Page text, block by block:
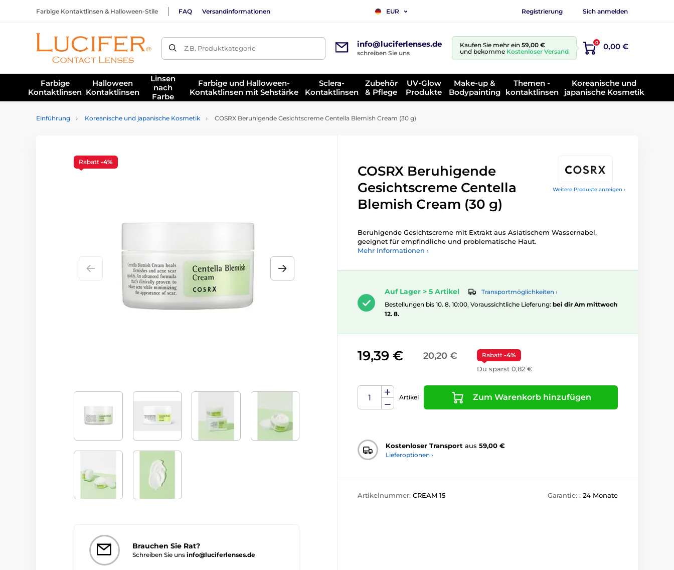
Farbige Kontaktlinsen & Halloween-Stile FAQ Versandinformationen EUR Registrierung Sich anmelden
Z.B. Produktkategorie info@luciferlenses.de
schreiben Sie uns
Kaufen Sie mehr ein 59,00 €
und bekomme Kostenloser Versand
0 0,00 €
Farbige
Kontaktlinsen
Halloween
Kontaktlinsen
Linsen
nach
Farbe
Farbige und Halloween-
Kontaktlinsen mit Sehstärke
Sclera-
Kontaktlinsen
Zubehör
& Pflege
UV-Glow
Produkte
Make-up &
Bodypainting
Themen -
kontaktlinsen
Koreanische und
japanische Kosmetik
Einführung Koreanische und japanische Kosmetik COSRX Beruhigende Gesichtscreme Centella Blemish Cream (30 g)
Weitere Produkte anzeigen ›
Brauchen Sie Rat?
Schreiben Sie uns info@luciferlenses.de
Rabatt -4%
COSRX Beruhigende
Gesichtscreme Centella
Blemish Cream (30 g)
Beruhigende Gesichtscreme mit Extrakt aus Asiatischem Wassernabel,
geeignet für empfindliche und problematische Haut.
Mehr Informationen ›
Auf Lager > 5 Artikel
Transportmöglichkeiten ›
Bestellungen bis 10. 8. 10:00, Voraussichtliche Lieferung: bei dir Am mittwoch
12. 8.
20,20 €
19,39 € Rabatt -4%
Du sparst 0,82 €
Artikel Zum Warenkorb hinzufügen
Kostenloser Transport aus 59,00 €
Lieferoptionen ›
Artikelnummer: CREAM 15 Garantie: : 24 Monate